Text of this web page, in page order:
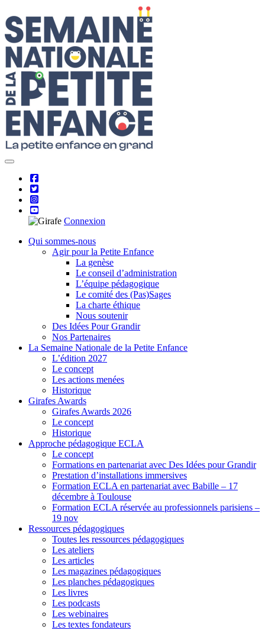
to
content
Connexion
Qui sommes-nous
Agir pour la Petite Enfance
La genèse
Le conseil d’administration
L’équipe pédagogique
Le comité des (Pas)Sages
La charte éthique
Nous soutenir
Des Idées Pour Grandir
Nos Partenaires
La Semaine Nationale de la Petite Enfance
L’édition 2027
Le concept
Les actions menées
Historique
Girafes Awards
Girafes Awards 2026
Le concept
Historique
Approche pédagogique ECLA
Le concept
Formations en partenariat avec Des Idées pour Grandir
Prestation d’installations immersives
Formation ECLA en partenariat avec Babille – 17
décembre à Toulouse
Formation ECLA réservée au professionnels parisiens –
19 nov
Ressources pédagogiques
Toutes les ressources pédagogiques
Les ateliers
Les articles
Les magazines pédagogiques
Les planches pédagogiques
Les livres
Les podcasts
Les webinaires
Les textes fondateurs